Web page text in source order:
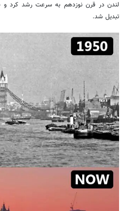
لندن در قرن نوزدهم به سرعت رشد کرد و
تبدیل شد.